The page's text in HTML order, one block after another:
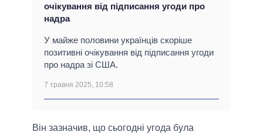
очікування від підписання угоди про
надра
У майже половини українців скоріше
позитивні очікування від підписання угоди
про надра зі США.
7 травня 2025, 10:58
Він зазначив, що сьогодні угода була